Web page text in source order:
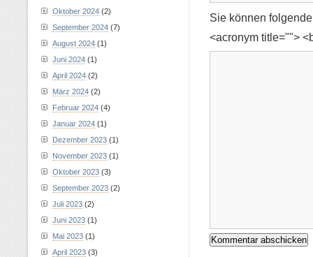
Sie können
<acronym title="">
Oktober 2024 (2)
September 2024 (7)
August 2024 (1)
Juni 2024 (1)
April 2024 (2)
März 2024 (2)
Februar 2024 (4)
Januar 2024 (1)
Dezember 2023 (1)
November 2023 (1)
Oktober 2023 (3)
September 2023 (2)
Juli 2023 (2)
Juni 2023 (1)
Mai 2023 (1)
April 2023 (3)